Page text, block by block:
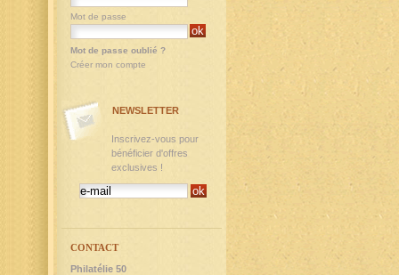
Mot de passe
Mot de passe oublié ?
Créer mon compte
NEWSLETTER
Inscrivez-vous pour
bénéficier d'offres
exclusives !
CONTACT
Philatélie 50